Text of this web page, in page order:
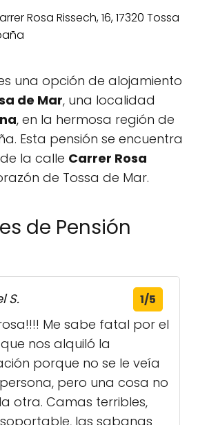
una opción de alojamiento
de Mar, una localidad
, en la hermosa región de
Esta pensión se encuentra
la calle Carrer Rosa
de Tossa de Mar.
de Pensión
S. 1/5
Me sabe fatal por el
nos alquiló la
porque no se le veía
pero una cosa no
otra. Camas terribles,
las sabanas